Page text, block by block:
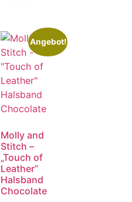
Angebot!
Molly and
Stitch –
„Touch of
Leather“
Halsband
Chocolate